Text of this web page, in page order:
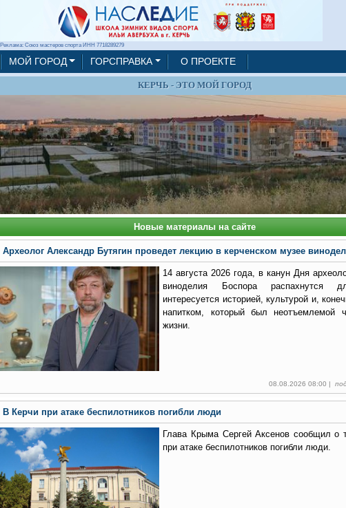
Реклама: Союз мастеров спорта ИНН 7718289279
МОЙ ГОРОД ГОРСПРАВКА О ПРОЕКТЕ
КЕРЧЬ - ЭТО МОЙ ГОРОД
Новые материалы на сайте
Археолог Александр Бутягин проведет лекцию в керченском музее
14 августа 2026 года, в канун Дня
виноделия Боспора распахнутся
интересуется историей, культурой и,
напитком, который был неотъемлемой
жизни.
08.08.2026 08:00 |
В Керчи при атаке беспилотников погибли люди
Глава Крыма Сергей Аксенов сообщил о
при атаке беспилотников погибли люди.